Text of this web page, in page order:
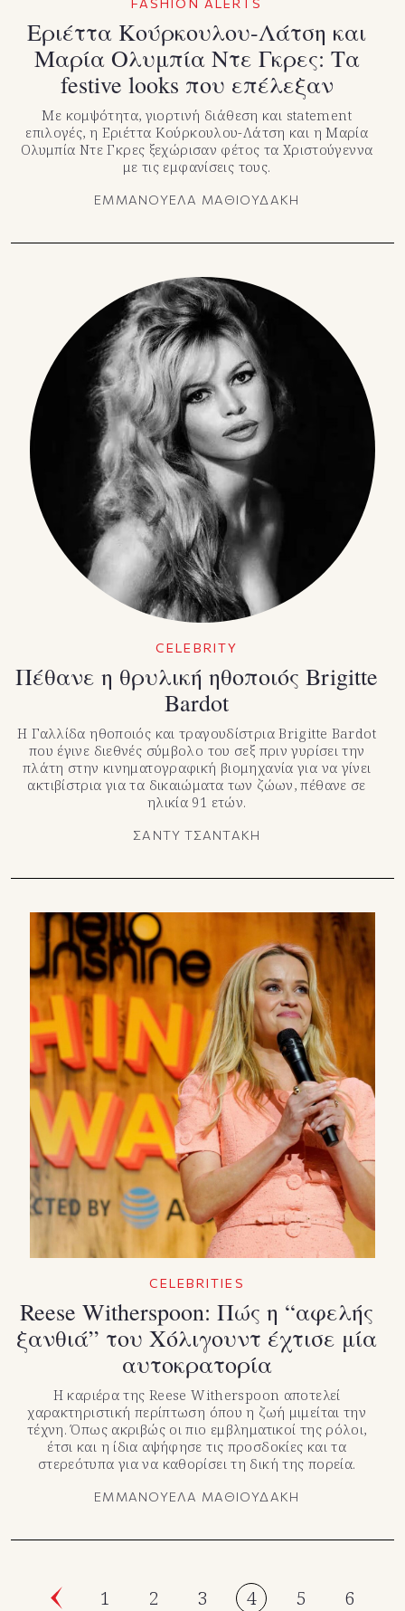
Εριέττα Κούρκουλου-Λάτση και
Μαρία Ολυμπία Ντε Γκρες: Τα
festive looks που επέλεξαν
Με κομψότητα, γιορτινή διάθεση και statement
επιλογές, η Εριέττα Κούρκουλου-Λάτση και η Μαρία
Ολυμπία Ντε Γκρες ξεχώρισαν φέτος τα Χριστούγεννα
με τις εμφανίσεις τους.
ΕΜΜΑΝΟΥΕΛΑ ΜΑΘΙΟΥΔΑΚΗ
CELEBRITY
Πέθανε η θρυλική ηθοποιός Brigitte
Bardot
Η Γαλλίδα ηθοποιός και τραγουδίστρια Brigitte Bardot
που έγινε διεθνές σύμβολο του σεξ πριν γυρίσει την
πλάτη στην κινηματογραφική βιομηχανία για να γίνει
ακτιβίστρια για τα δικαιώματα των ζώων, πέθανε σε
ηλικία 91 ετών.
ΣΑΝΤΥ ΤΣΑΝΤΑΚΗ
CELEBRITIES
Reese Witherspoon: Πώς η “αφελής
ξανθιά” του Χόλιγουντ έχτισε μία
αυτοκρατορία
Η καριέρα της Reese Witherspoon αποτελεί
χαρακτηριστική περίπτωση όπου η ζωή μιμείται την
τέχνη. Όπως ακριβώς οι πιο εμβληματικοί της ρόλοι,
έτσι και η ίδια αψήφησε τις προσδοκίες και τα
στερεότυπα για να καθορίσει τη δική της πορεία.
ΕΜΜΑΝΟΥΕΛΑ ΜΑΘΙΟΥΔΑΚΗ
1 2 3 4 5
6